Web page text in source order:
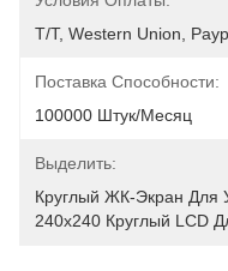
T/T, Western Union,
Поставка Способности:
100000 Штук/месяц
Выделить:
Круглый ЖК-Экран Для
240x240 Круглый LCD